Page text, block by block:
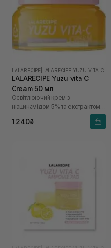
LALARECIPE LALARECIPE YUZU VITA C
LALARECIPE Yuzu vita C
Cream 50 мл
Освітлюючий крем з
ніацинамідом 5% та екстрактом
1 240₴